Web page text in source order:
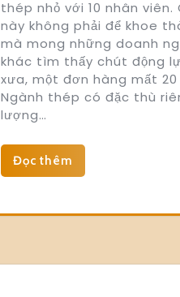
thép nhỏ với 10 nhân viên.
này không phải để khoe
mà mong những doanh
khác tìm thấy chút động
xưa, một đơn hàng mất
Ngành thép có đặc thù
lượng…
Đọc thêm